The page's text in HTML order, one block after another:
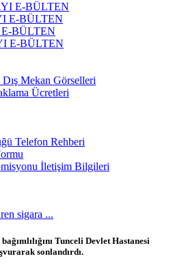
E-BÜLTEN
E-BÜLTEN
BÜLTEN
E-BÜLTEN
Mekan Görselleri
Ücretleri
Telefon Rehberi
İletişim Bilgileri
sigara ...
Tunceli Devlet Hastanesi
sonlandırdı.